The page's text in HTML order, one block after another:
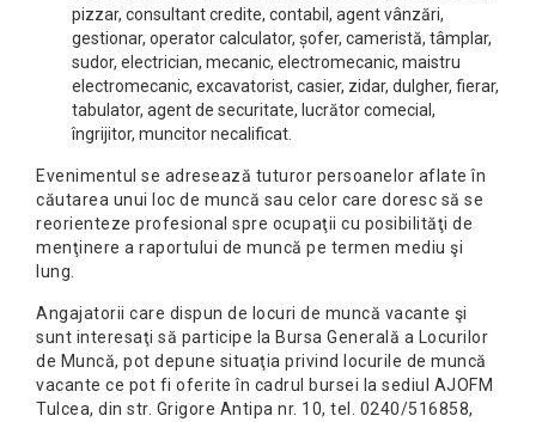
pizzar, consultant credite, contabil, agent vânzări,
gestionar, operator calculator, șofer, cameristă, tâmplar,
sudor, electrician, mecanic, electromecanic, maistru
electromecanic, excavatorist, casier, zidar, dulgher, fierar,
tabulator, agent de securitate, lucrător comecial,
îngrijitor, muncitor necalificat.
Evenimentul se adresează tuturor persoanelor aflate în
căutarea unui loc de muncă sau celor care doresc să se
reorienteze profesional spre ocupaţii cu posibilităţi de
menţinere a raportului de muncă pe termen mediu şi
lung.
Angajatorii care dispun de locuri de muncă vacante şi
sunt interesaţi să participe la Bursa Generală a Locurilor
de Muncă, pot depune situaţia privind locurile de muncă
vacante ce pot fi oferite în cadrul bursei la sediul AJOFM
Tulcea, din str. Grigore Antipa nr. 10, tel. 0240/516858,